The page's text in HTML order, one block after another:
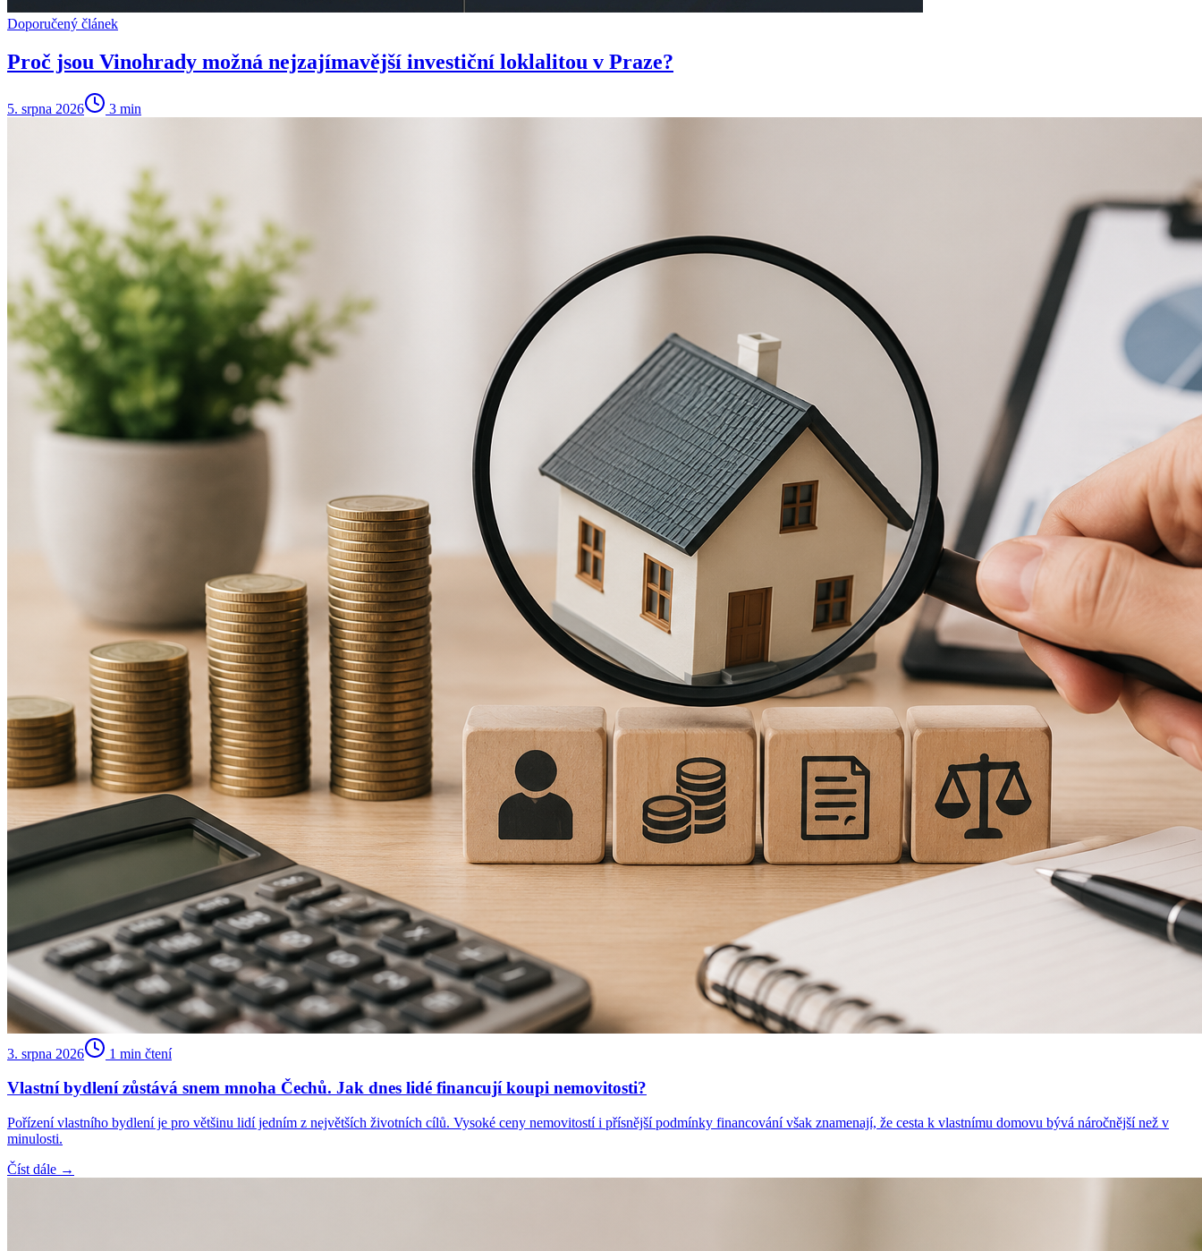
Doporučený článek
Proč jsou Vinohrady možná nejzajímavější investiční loklalitou v Praze?
5. srpna 2026 3 min
3. srpna 2026 1 min čtení
Vlastní bydlení zůstává snem mnoha Čechů. Jak dnes lidé financují koupi nemovitosti?
Pořízení vlastního bydlení je pro většinu lidí jedním z největších životních cílů. Vysoké ceny nemovitostí i přísnější podmínky financování však znamenají, že cesta k vlastnímu domovu bývá náročnější než v
minulosti.
Číst dále →